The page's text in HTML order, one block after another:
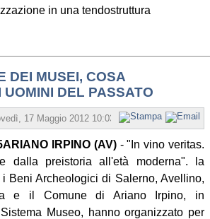
in una tendostruttura
DEI MUSEI, COSA
DEL PASSATO
17 Maggio 2012 10:03 Scritto da Redazione
ARIANO IRPINO (AV) - "In vino veritas.
dalla preistoria all'età moderna". la
Beni Archeologici di Salerno, Avellino,
e il Comune di Ariano Irpino, in
Museo, hanno organizzato per